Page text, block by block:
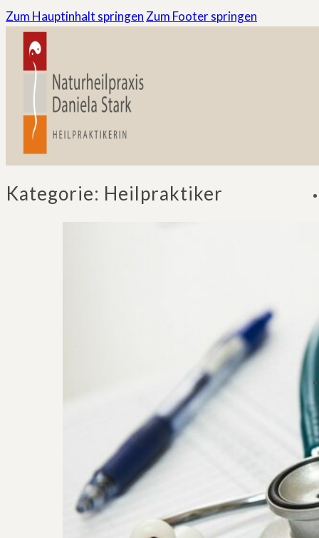
Zum Hauptinhalt springen Zum Footer springen
Kategorie: Heilpraktiker